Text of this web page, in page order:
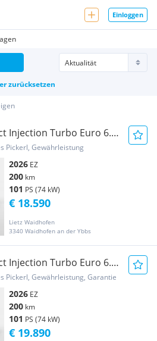
Einloggen
zurücksetzen
Injection Turbo Euro 6.4
Pickerl, Gewährleistung
2026 EZ
200 km
101 PS (74 kW)
Lietz Waidhofen
3340 Waidhofen an der Ybbs
€ 18.590
Injection Turbo Euro 6.4
Pickerl, Gewährleistung, Garantie
2026 EZ
200 km
101 PS (74 kW)
€ 19.890